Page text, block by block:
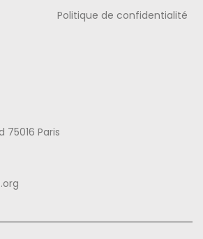
Politique de confidentialité
75016 Paris